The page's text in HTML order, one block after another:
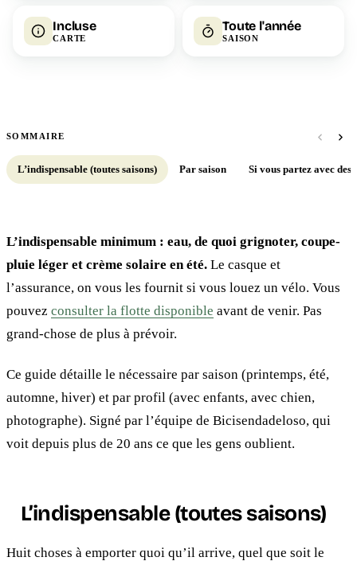
Incluse
CARTE
Toute l'année
SAISON
SOMMAIRE
L’indispensable (toutes saisons) Par saison Si vous partez avec des
L’indispensable minimum : eau, de quoi grignoter, coupe-
pluie léger et crème solaire en été. Le casque et
l’assurance, on vous les fournit si vous louez un vélo. Vous
pouvez consulter la flotte disponible avant de venir. Pas
grand-chose de plus à prévoir.
Ce guide détaille le nécessaire par saison (printemps, été,
automne, hiver) et par profil (avec enfants, avec chien,
photographe). Signé par l’équipe de Bicisendadeloso, qui
voit depuis plus de 20 ans ce que les gens oublient.
L’indispensable (toutes saisons)
Huit choses à emporter quoi qu’il arrive, quel que soit le